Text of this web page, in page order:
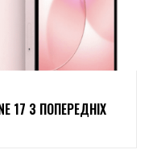
17 З ПОПЕРЕДНІХ